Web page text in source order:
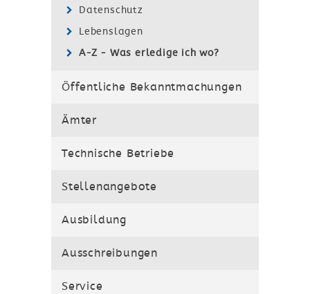
Datenschutz
Lebenslagen
A-Z - Was erledige ich wo?
Öffentliche Bekanntmachungen
Ämter
Technische Betriebe
Stellenangebote
Ausbildung
Ausschreibungen
Service